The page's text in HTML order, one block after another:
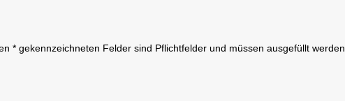
* gekennzeichneten Felder sind Pflichtfelder und müssen ausgefüllt werden.